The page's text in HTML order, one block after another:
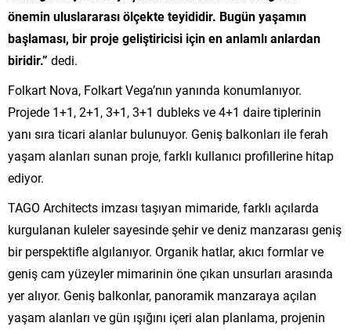
önemin uluslararası ölçekte teyididir. Bugün yaşamın
başlaması, bir proje geliştiricisi için en anlamlı anlardan
biridir.” dedi.
Folkart Nova, Folkart Vega’nın yanında konumlanıyor.
Projede 1+1, 2+1, 3+1, 3+1 dubleks ve 4+1 daire tiplerinin
yanı sıra ticari alanlar bulunuyor. Geniş balkonları ile ferah
yaşam alanları sunan proje, farklı kullanıcı profillerine hitap
ediyor.
TAGO Architects imzası taşıyan mimaride, farklı açılarda
kurgulanan kuleler sayesinde şehir ve deniz manzarası geniş
bir perspektifle algılanıyor. Organik hatlar, akıcı formlar ve
geniş cam yüzeyler mimarinin öne çıkan unsurları arasında
yer alıyor. Geniş balkonlar, panoramik manzaraya açılan
yaşam alanları ve gün ışığını içeri alan planlama, projenin